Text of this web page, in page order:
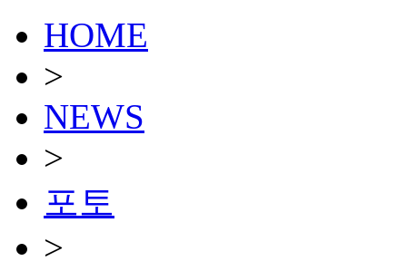
HOME
>
NEWS
>
포토
>